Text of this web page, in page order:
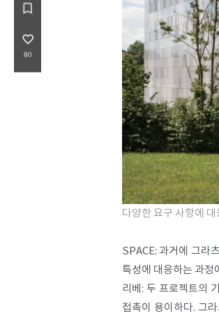
다양한 요구 사항에
SPACE: 과거에 그라
특성에 대응하는 과정
리베: 두 프로젝트의
접촉이 용이하다. 그
bookmark_border
favorite_border
80